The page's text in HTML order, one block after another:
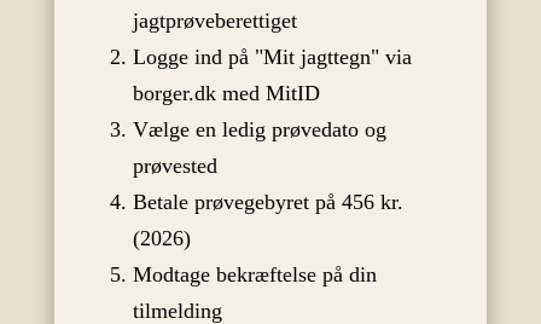
jagtprøveberettiget
Logge ind på "Mit jagttegn" via
borger.dk med MitID
Vælge en ledig prøvedato og
prøvested
Betale prøvegebyret på 456 kr.
(2026)
Modtage bekræftelse på din
tilmelding